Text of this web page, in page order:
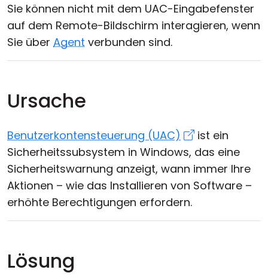
Sie können nicht mit dem UAC-Eingabefenster
auf dem Remote-Bildschirm interagieren, wenn
Sie über Agent verbunden sind.
Ursache
Benutzerkontensteuerung (UAC)
ist ein
Sicherheitssubsystem in Windows, das eine
Sicherheitswarnung anzeigt, wann immer Ihre
Aktionen – wie das Installieren von Software –
erhöhte Berechtigungen erfordern.
Lösung